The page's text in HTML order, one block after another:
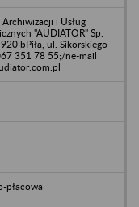
i Usług
"AUDIATOR" Sp.
bPiła, ul. Sikorskiego
351 78 55;/ne-mail
płacowa